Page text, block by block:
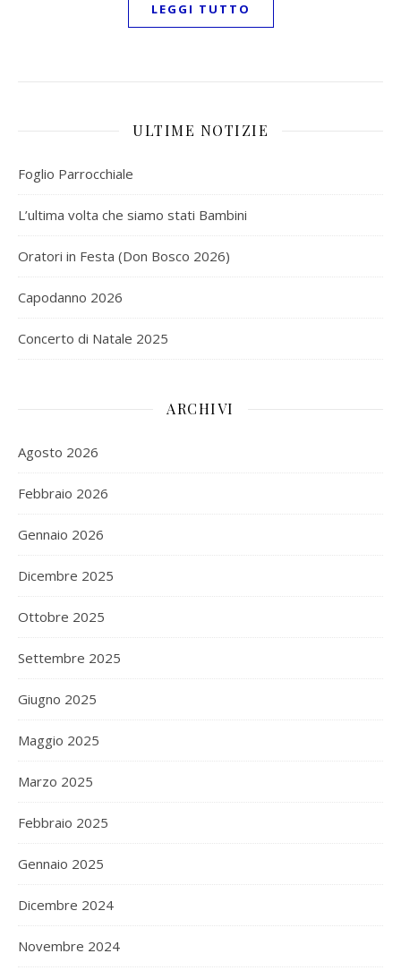
LEGGI TUTTO
ULTIME NOTIZIE
Foglio Parrocchiale
L’ultima volta che siamo stati Bambini
Oratori in Festa (Don Bosco 2026)
Capodanno 2026
Concerto di Natale 2025
ARCHIVI
Agosto 2026
Febbraio 2026
Gennaio 2026
Dicembre 2025
Ottobre 2025
Settembre 2025
Giugno 2025
Maggio 2025
Marzo 2025
Febbraio 2025
Gennaio 2025
Dicembre 2024
Novembre 2024